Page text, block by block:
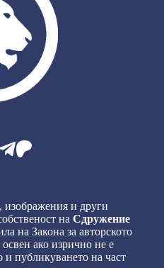
изображения и други
наСдружение
на Закона за авторското
ако изрично не е
и публикуването на част